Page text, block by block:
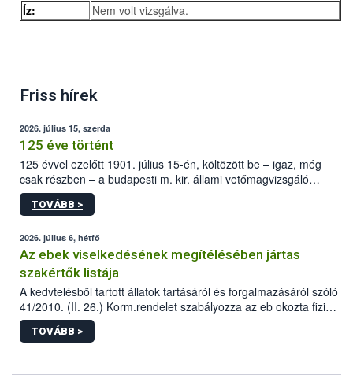
Íz:
Nem volt vizsgálva.
Friss hírek
2026. július 15, szerda
125 éve történt
125 évvel ezelőtt 1901. július 15-én, költözött be – igaz, még
csak részben – a budapesti m. kir. állami vetőmagvizsgáló
állomás a Kis Rókus utca 15. szám alatti, Czigler Győző által
tervezett új épületébe.
TOVÁBB >
2026. július 6, hétfő
Az ebek viselkedésének megítélésében jártas
szakértők listája
A kedvtelésből tartott állatok tartásáról és forgalmazásáról szóló
41/2010. (II. 26.) Korm.rendelet szabályozza az eb okozta fizikai
sérülés, illetve ennek veszélye keletkezésekor felmerülő
hatósági feladatokat, valamint a veszélyes eb tartását és annak
TOVÁBB >